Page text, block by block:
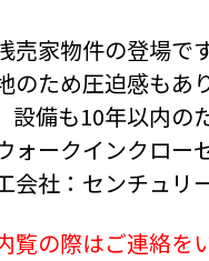
売家物件の登場で
のため圧迫感もあ
設備も10年以内の
ォークインクロー
会社：センチュ
覧の際はご連絡を